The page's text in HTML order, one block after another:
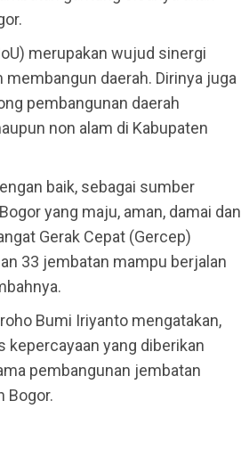
merupakan wujud sinergi
daerah. Dirinya juga
pembangunan daerah
non alam di Kabupaten
baik, sebagai sumber
yang maju, aman, damai dan
Gerak Cepat (Gercep)
33 jembatan mampu berjalan
Bumi Iriyanto mengatakan,
kepercayaan yang diberikan
pembangunan jembatan
Bogor.